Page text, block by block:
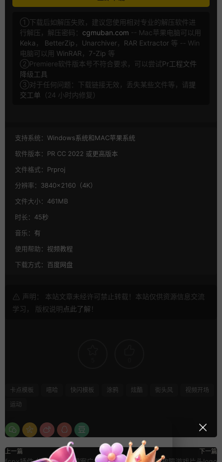
①下载后如解压失败，建议您使用相对专业的解压软件进
行解压，解压密码： cgmuban.com -- Mac苹果电脑可以用
Keka ， BetterZip ， Unarchiver， RAR Extractor 等 -- Win
电脑可以用 WinRAR ， 7-Zip 等
②Premiere软件版本号不符合要求，可以尝试Pr工程文件
降级工具
③对于任何问题：下载链接无效，丢失某些文件等，请提
交工单 （24 小时内修复）
支持系统： Windows系统和MAC苹果系统
软件版本： PR CC 2022 或更高版本
文件格式： Prproj
分辨率： 3840×2160（4K）
文件大小： 461MB
时长： 45秒
音乐： 有
使用帮助： 视频教程
下载方式： 百度网盘
声明： 本站文章未经许可禁止转载！本站仅供资源信息交流
学习， 版权说明点此了解 ！
卡点模板 嘻哈 快闪模板 涂鸦 炫酷 街头风
视频开场
运动
上一篇 下一篇